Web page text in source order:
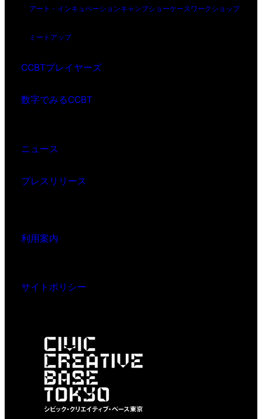
アート・インキュベーションキャンプショーケースワークショップ
ミートアップ
CCBTプレイヤーズ
数字でみるCCBT
ニュース
プレスリリース
利用案内
サイトポリシー